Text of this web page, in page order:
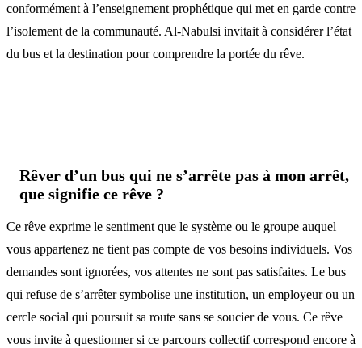
conformément à l’enseignement prophétique qui met en garde contre
l’isolement de la communauté. Al-Nabulsi invitait à considérer l’état
du bus et la destination pour comprendre la portée du rêve.
Rêver d’un bus qui ne s’arrête pas à mon arrêt,
que signifie ce rêve ?
Ce rêve exprime le sentiment que le système ou le groupe auquel
vous appartenez ne tient pas compte de vos besoins individuels. Vos
demandes sont ignorées, vos attentes ne sont pas satisfaites. Le bus
qui refuse de s’arrêter symbolise une institution, un employeur ou un
cercle social qui poursuit sa route sans se soucier de vous. Ce rêve
vous invite à questionner si ce parcours collectif correspond encore à